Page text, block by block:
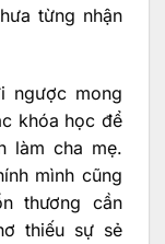
từng nhận
ngược mong
khóa học để
làm cha mẹ.
mình cũng
thương cần
thiếu sự sẻ